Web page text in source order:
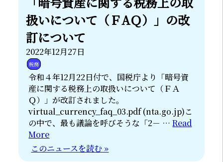
扱いについて（ＦAＱ）」の改
訂について
2022年12月27日
税務
令和４年12月22日付で、国税庁より「暗号資
産に関する税務上の取扱いについて（ＦＡ
Ｑ）」が改訂されました。
virtual_currency_faq_03.pdf (nta.go.jp)こ
の中で、最も議論を呼びそうな「2－ …Read
More
このニュースを読む »